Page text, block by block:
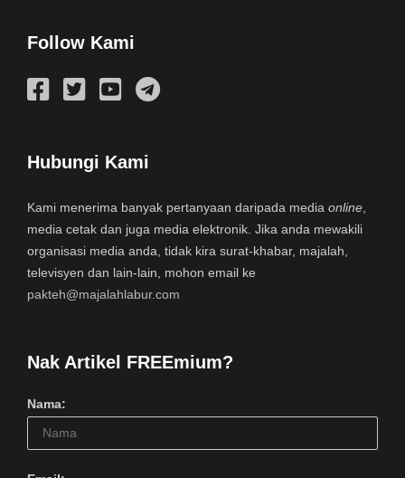
Follow Kami
Hubungi Kami
Kami menerima banyak pertanyaan daripada media online
media cetak dan juga media elektronik. Jika anda mewakili
organisasi media anda, tidak kira surat-khabar, majalah,
televisyen dan lain-lain, mohon email ke
pakteh@majalahlabur.com
Nak Artikel FREEmium?
Nama: